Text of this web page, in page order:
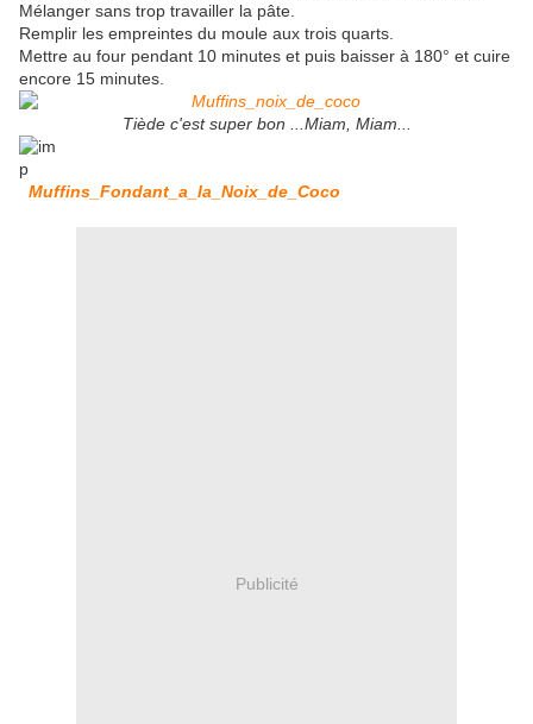
Mélanger sans trop travailler la pâte.
Remplir les empreintes du moule aux trois quarts.
Mettre au four pendant 10 minutes et puis baisser à 180° et cuire
encore 15 minutes.
Tiède c'est super bon ...Miam, Miam...
Muffins_Fondant_a_la_Noix_de_Coco
Publicité